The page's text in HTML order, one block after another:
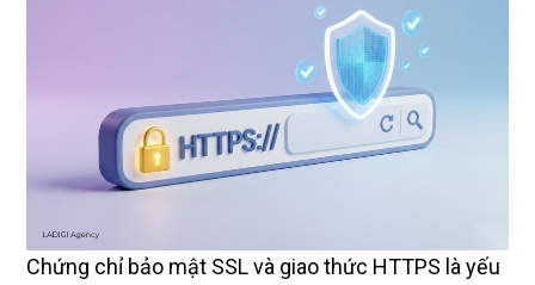
Chứng chỉ bảo mật SSL và giao thức HTTPS là yếu